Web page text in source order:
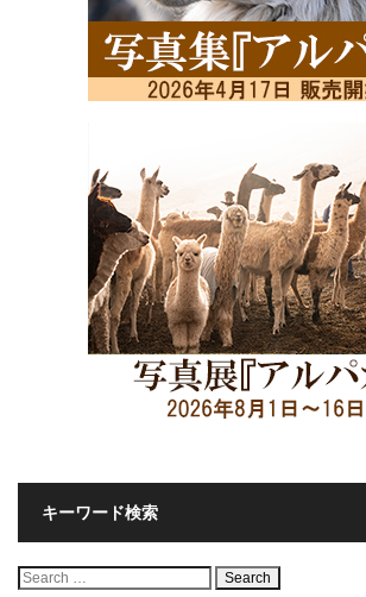
キーワード検索
検
索: